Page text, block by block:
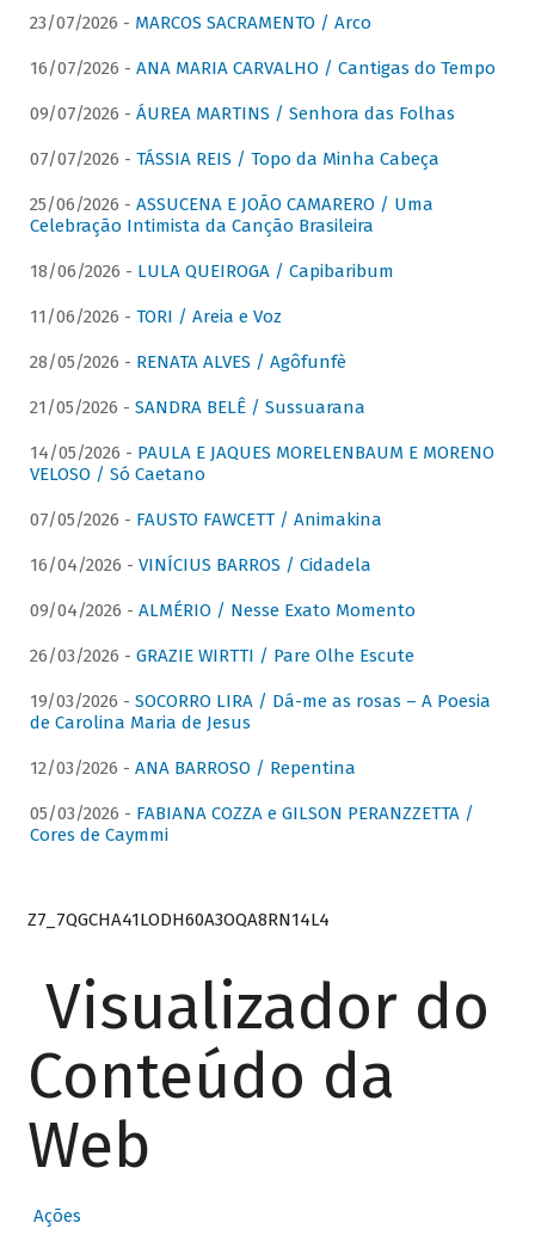
23/07/2026 - MARCOS SACRAMENTO / Arco
16/07/2026 - ANA MARIA CARVALHO / Cantigas do Tempo
09/07/2026 - ÁUREA MARTINS / Senhora das Folhas
07/07/2026 - TÁSSIA REIS / Topo da Minha Cabeça
25/06/2026 - ASSUCENA E JOÃO CAMARERO / Uma
Celebração Intimista da Canção Brasileira
18/06/2026 - LULA QUEIROGA / Capibaribum
11/06/2026 - TORI / Areia e Voz
28/05/2026 - RENATA ALVES / Agôfunfè
21/05/2026 - SANDRA BELÊ / Sussuarana
14/05/2026 - PAULA E JAQUES MORELENBAUM E MORENO
VELOSO / Só Caetano
07/05/2026 - FAUSTO FAWCETT / Animakina
16/04/2026 - VINÍCIUS BARROS / Cidadela
09/04/2026 - ALMÉRIO / Nesse Exato Momento
26/03/2026 - GRAZIE WIRTTI / Pare Olhe Escute
19/03/2026 - SOCORRO LIRA / Dá-me as rosas – A Poesia
de Carolina Maria de Jesus
12/03/2026 - ANA BARROSO / Repentina
05/03/2026 - FABIANA COZZA e GILSON PERANZZETTA /
Cores de Caymmi
Z7_7QGCHA41LODH60A3OQA8RN14L4
Visualizador do
Conteúdo da
Web
Ações